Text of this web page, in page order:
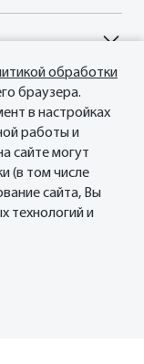
официальный
обработки
браузера.
в настройках
работы и
сайте могут
(в том числе
сайта, Вы
технологий и